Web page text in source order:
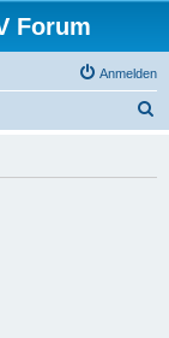
Forum
Anmelden